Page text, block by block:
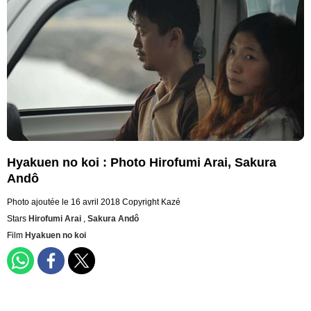
Hyakuen no koi : Photo Hirofumi Arai, Sakura
Andô
Photo ajoutée le 16 avril 2018 Copyright Kazé
Stars Hirofumi Arai , Sakura Andô
Film Hyakuen no koi